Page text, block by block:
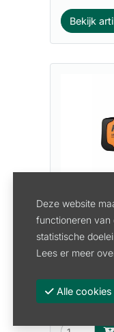
Bekijk
ULTRA
EVO
Artikel:
713.90
590.00
Deze website
functioneren van
statistische
Lees er meer
Alle